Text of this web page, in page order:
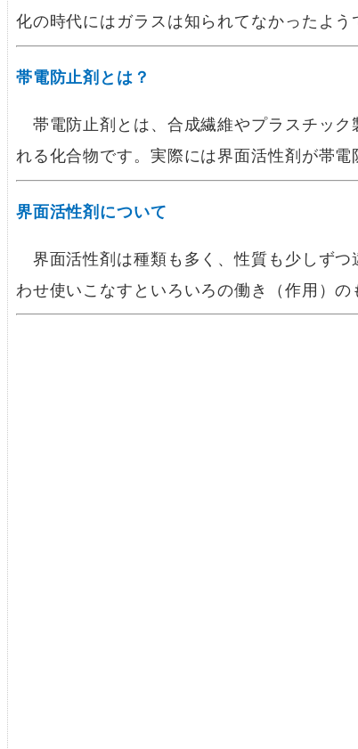
化の時代にはガラスは知られてなかったよ
帯電防止剤とは？
帯電防止剤とは、合成繊維やプラスチック
れる化合物です。実際には界面活性剤が帯
界面活性剤について
界面活性剤は種類も多く、性質も少しずつ
わせ使いこなすといろいろの働き（作用）